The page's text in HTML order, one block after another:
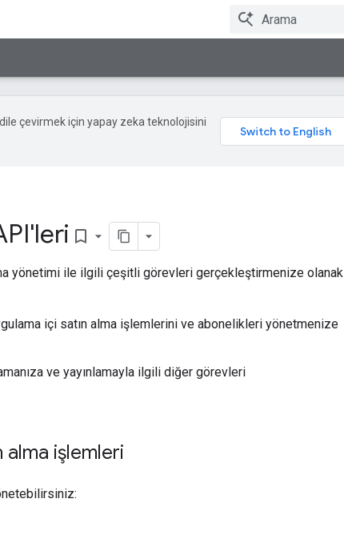
çevirmek için yapay zeka teknolojisini
bookmark_border
yönetimi ile ilgili çeşitli görevleri gerçekleştirmenize olanak
içi satın alma işlemlerini ve abonelikleri yönetmenize
ve yayınlamayla ilgili diğer görevleri
alma işlemleri